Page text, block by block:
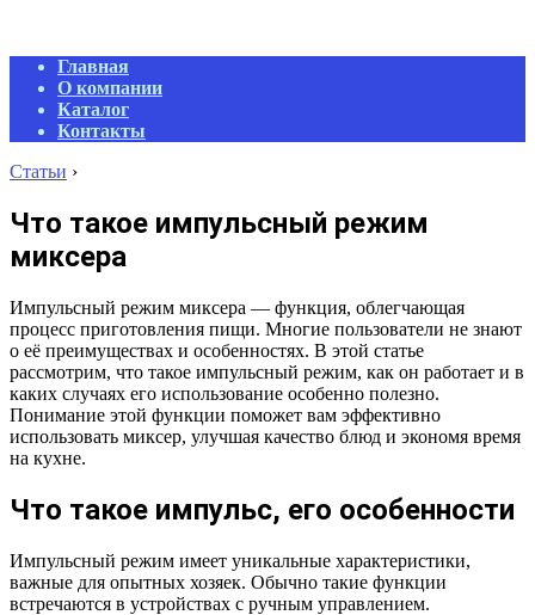
Primary
Navigation
Menu
Главная
О компании
Каталог
Контакты
Статьи ›
Что такое импульсный режим
миксера
Импульсный режим миксера — функция, облегчающая
процесс приготовления пищи. Многие пользователи не знают
о её преимуществах и особенностях. В этой статье
рассмотрим, что такое импульсный режим, как он работает и в
каких случаях его использование особенно полезно.
Понимание этой функции поможет вам эффективно
использовать миксер, улучшая качество блюд и экономя время
на кухне.
Что такое импульс, его особенности
Импульсный режим имеет уникальные характеристики,
важные для опытных хозяек. Обычно такие функции
встречаются в устройствах с ручным управлением.